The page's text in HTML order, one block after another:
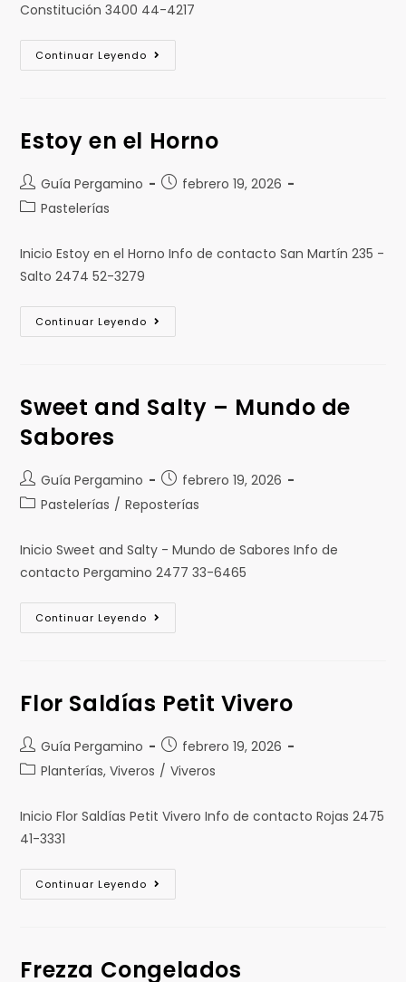
Constitución 3400 44-4217
Continuar Leyendo
Estoy en el Horno
Guía Pergamino
febrero 19, 2026
Pastelerías
Inicio Estoy en el Horno Info de contacto San Martín 235 -
Salto 2474 52-3279
Continuar Leyendo
Sweet and Salty – Mundo de
Sabores
Guía Pergamino
febrero 19, 2026
Pastelerías / Reposterías
Inicio Sweet and Salty - Mundo de Sabores Info de
contacto Pergamino 2477 33-6465
Continuar Leyendo
Flor Saldías Petit Vivero
Guía Pergamino
febrero 19, 2026
Planterías, Viveros / Viveros
Inicio Flor Saldías Petit Vivero Info de contacto Rojas 2475
41-3331
Continuar Leyendo
Frezza Congelados